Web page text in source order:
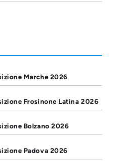
Marche 2026
Frosinone Latina 2026
Bolzano 2026
Padova 2026